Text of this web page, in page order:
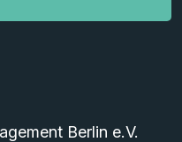
Berlin e.V.